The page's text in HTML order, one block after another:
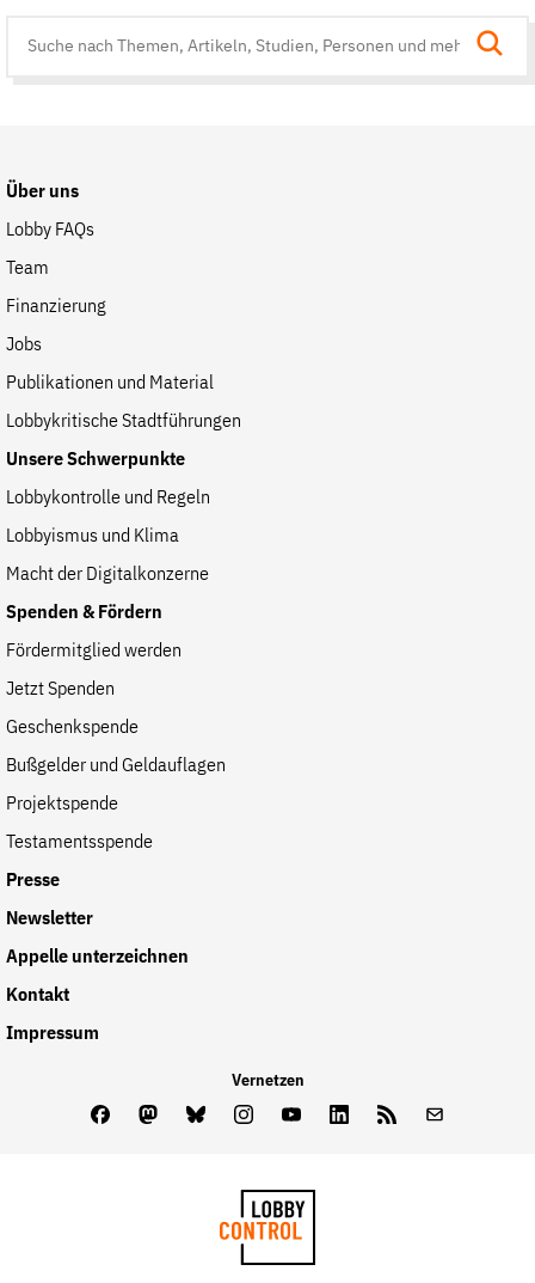
Über uns
Lobby FAQs
Team
Finanzierung
Jobs
Publikationen und Material
Lobbykritische Stadtführungen
Unsere Schwerpunkte
Lobbykontrolle und Regeln
Lobbyismus und Klima
Macht der Digitalkonzerne
Spenden & Fördern
Fördermitglied werden
Jetzt Spenden
Geschenkspende
Bußgelder und Geldauflagen
Projektspende
Testamentsspende
Presse
Newsletter
Appelle unterzeichnen
Kontakt
Impressum
Vernetzen
FacebookMastodon
BlueskyInstagram
YoutubeLinkedInFeed